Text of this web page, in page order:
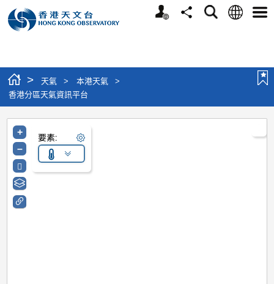
個人版網站
分享 搜尋 語言 選單
> 天氣 > 本港天氣
>
香港分區天氣資訊平台
要素:
+
–